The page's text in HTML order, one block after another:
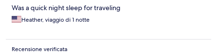
Was a quick night sleep for traveling
Heather, viaggio di 1 notte
Recensione verificata